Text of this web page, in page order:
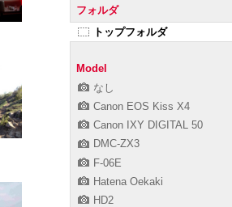
フォルダ
トップフォルダ
Model
なし
Canon EOS Kiss X4
Canon IXY DIGITAL 50
DMC-ZX3
F-06E
Hatena Oekaki
HD2